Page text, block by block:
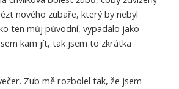
nového zubaře, který by nebyl
ten můj původní, vypadalo jako
kam jít, tak jsem to zkrátka
Zub mě rozbolel tak, že jsem